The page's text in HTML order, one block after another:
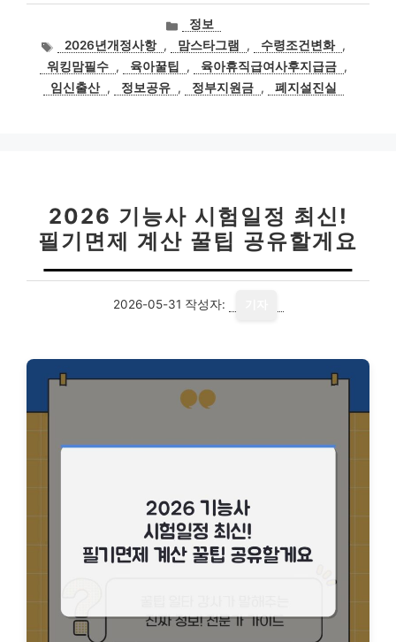
카
테
고
리
정보
태
그
2026년개정사항 , 맘스타그램 , 수령조건변화 ,
워킹맘필수 , 육아꿀팁 , 육아휴직급여사후지급금 ,
임신출산 , 정보공유 , 정부지원금 , 폐지설진실
2026 기능사 시험일정 최신!
필기면제 계산 꿀팁 공유할게요
2026-05-31 작성자: